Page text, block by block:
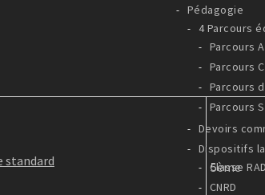
5ème
Pédagogie
4 Parcours
Parcours
Parcours
Parcours
Parcours
Devoirs
Dispositifs
Classe
CNRD